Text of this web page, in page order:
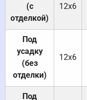
(с
отделкой)
12х6
Под
усадку
(без
отделки)
12х6
Под